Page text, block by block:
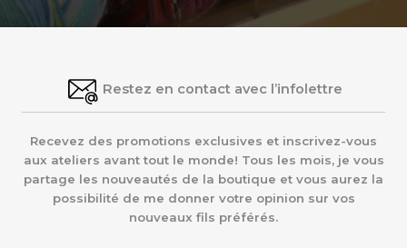
Restez en contact avec l’infolettre
Recevez des promotions exclusives et inscrivez-vous
aux ateliers avant tout le monde! Tous les mois, je vous
partage les nouveautés de la boutique et vous aurez la
possibilité de me donner votre opinion sur vos
nouveaux fils préférés.